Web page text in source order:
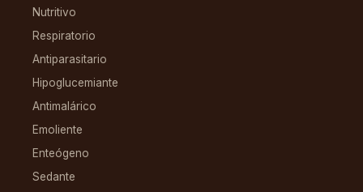
Nutritivo
Respiratorio
Antiparasitario
Hipoglucemiante
Antimalárico
Emoliente
Enteógeno
Sedante